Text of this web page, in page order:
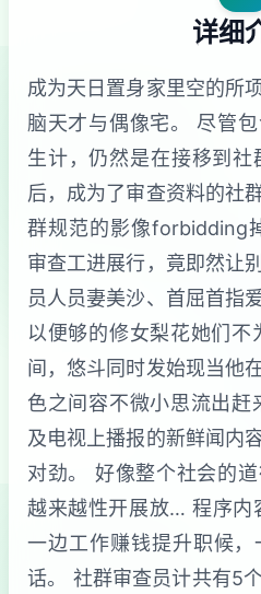
详细
成为天日置身家里空的所
脑天才与偶像宅。 尽管
生计，仍然是在接移到
后，成为了审查资料的社
群规范的影像forbidding
审查工进展行，竟即然让
员人员妻美沙、首屈首指
以便够的修女梨花她们不
间，悠斗同时发始现当他
色之间容不微小思流出赶
及电视上播报的新鲜闻内
对劲。 好像整个社会的
越来越性开展放… 程序内
一边工作赚钱提升职候
话。 社群审查员计共有5